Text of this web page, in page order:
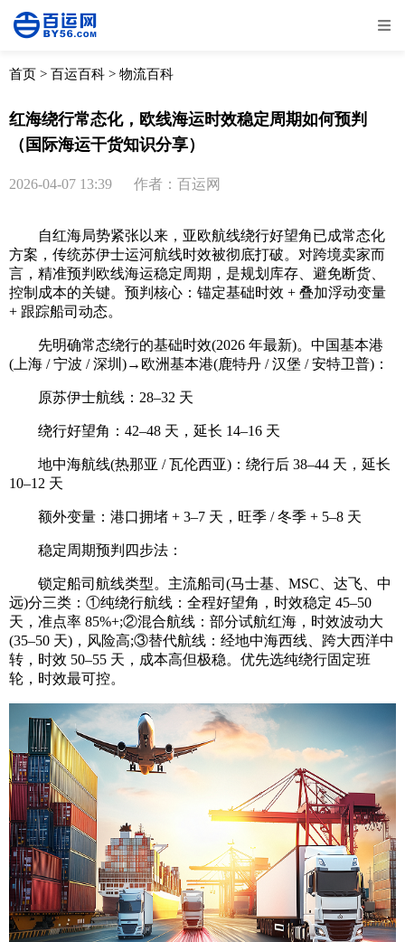
全部 物流资讯
取消
首页 > 百运百科 > 物流百科
红海绕行常态化，欧线海运时效稳定周期如何预判
（国际海运干货知识分享）
2026-04-07 13:39 作者：百运网
自红海局势紧张以来，亚欧航线绕行好望角已成常态化
方案，传统苏伊士运河航线时效被彻底打破。对跨境卖家而
言，精准预判欧线海运稳定周期，是规划库存、避免断货、
控制成本的关键。预判核心：锚定基础时效 + 叠加浮动变量
+ 跟踪船司动态。
先明确常态绕行的基础时效(2026 年最新)。中国基本港
(上海 / 宁波 / 深圳)→欧洲基本港(鹿特丹 / 汉堡 / 安特卫普)：
原苏伊士航线：28–32 天
绕行好望角：42–48 天，延长 14–16 天
地中海航线(热那亚 / 瓦伦西亚)：绕行后 38–44 天，延长
10–12 天
额外变量：港口拥堵 + 3–7 天，旺季 / 冬季 + 5–8 天
稳定周期预判四步法：
锁定船司航线类型。主流船司(马士基、MSC、达飞、中
远)分三类：①纯绕行航线：全程好望角，时效稳定 45–50
天，准点率 85%+;②混合航线：部分试航红海，时效波动大
(35–50 天)，风险高;③替代航线：经地中海西线、跨大西洋中
转，时效 50–55 天，成本高但极稳。优先选纯绕行固定班
轮，时效最可控。